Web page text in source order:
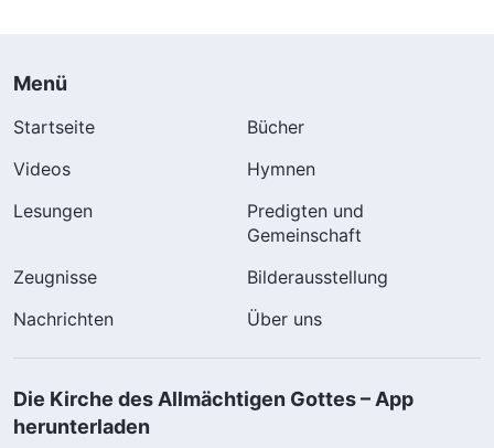
Menü
Startseite
Bücher
Videos
Hymnen
Lesungen
Predigten und
Gemeinschaft
Zeugnisse
Bilderausstellung
Nachrichten
Über uns
Die Kirche des Allmächtigen Gottes – App
herunterladen